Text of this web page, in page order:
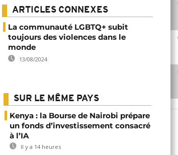
ARTICLES CONNEXES
La communauté LGBTQ+ subit
toujours des violences dans le
monde
13/08/2024
SUR LE MÊME PAYS
Kenya : la Bourse de Nairobi prépare
un fonds d’investissement consacré
à l’IA
Il y a 14 heures